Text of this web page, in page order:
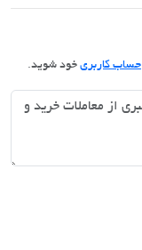
حساب کاربری خود شوید.